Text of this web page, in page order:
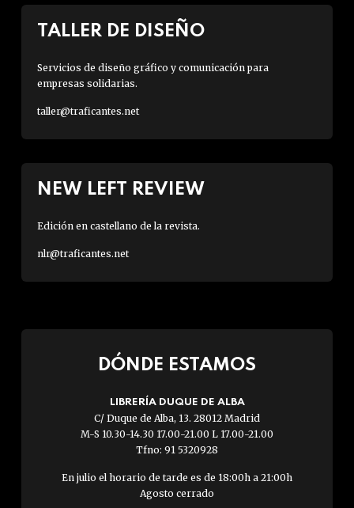
TALLER DE DISEÑO
Servicios de diseño gráfico y comunicación para
empresas solidarias.
taller@traficantes.net
NEW LEFT REVIEW
Edición en castellano de la revista.
nlr@traficantes.net
DÓNDE ESTAMOS
LIBRERÍA DUQUE DE ALBA
C/ Duque de Alba, 13. 28012 Madrid
M-S 10.30-14.30 17.00-21.00 L 17.00-21.00
Tfno: 91 5320928
En julio el horario de tarde es de 18:00h a 21:00h
Agosto cerrado